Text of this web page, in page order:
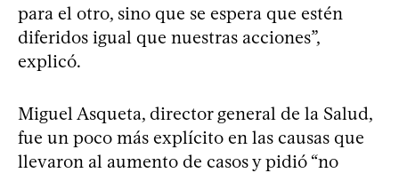
para el otro, sino que se espera que estén
diferidos igual que nuestras acciones”,
explicó.
Miguel Asqueta, director general de la Salud,
fue un poco más explícito en las causas que
llevaron al aumento de casos y pidió “no